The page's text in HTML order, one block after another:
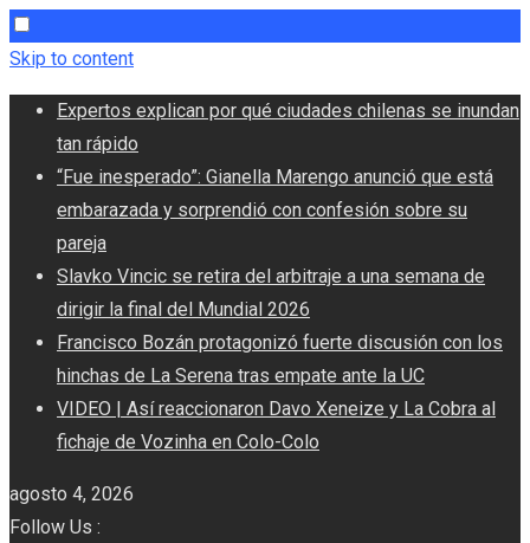
Skip to content
Expertos explican por qué ciudades chilenas se inundan
tan rápido
“Fue inesperado”: Gianella Marengo anunció que está
embarazada y sorprendió con confesión sobre su
pareja
Slavko Vincic se retira del arbitraje a una semana de
dirigir la final del Mundial 2026
Francisco Bozán protagonizó fuerte discusión con los
hinchas de La Serena tras empate ante la UC
VIDEO | Así reaccionaron Davo Xeneize y La Cobra al
fichaje de Vozinha en Colo-Colo
agosto 4, 2026
Follow Us :